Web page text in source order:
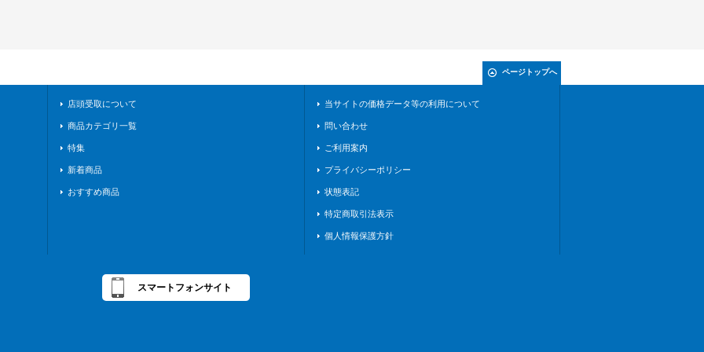
ページトップへ
店頭受取について
商品カテゴリ一覧
特集
新着商品
おすすめ商品
当サイトの価格データ等の利用について
問い合わせ
ご利用案内
プライバシーポリシー
状態表記
特定商取引法表示
個人情報保護方針
スマートフォンサイト